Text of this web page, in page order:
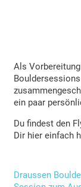
Als
ein paar
Du findest den
Dir hier einfach
Draussen